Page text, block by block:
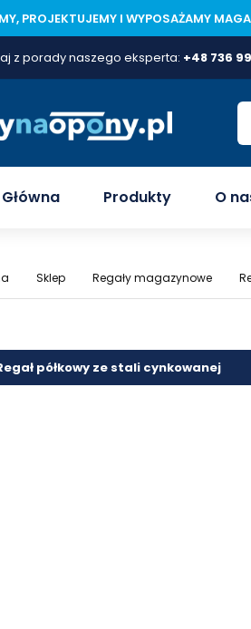
PROJEKTUJEMY I WYPOSAŻAMY
z porady naszego eksperta: +48 736
Produkty O
Sklep Regały magazynowe
półkowy ze stali cynkowanej